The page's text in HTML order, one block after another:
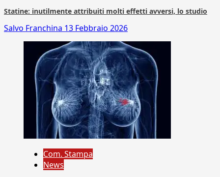
Statine: inutilmente attribuiti molti effetti avversi, lo studio
Salvo Franchina 13 Febbraio 2026
Com. Stampa
News